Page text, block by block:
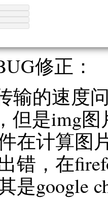
修正：
输的速度
但是img
在计算图
错，在
是google